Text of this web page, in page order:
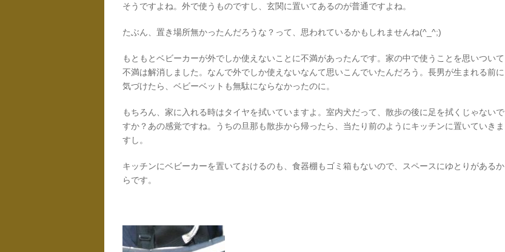
そうですよね。外で使うものですし、玄関に置いてあるのが普通ですよね。
たぶん、置き場所無かったんだろうな？って、思われているかもしれませんね(^_^;)
もともとベビーカーが外でしか使えないことに不満があったんです。家の中で使うことを思いついて
不満は解消しました。なんで外でしか使えないなんて思いこんでいたんだろう。長男が生まれる前に
気づけたら、ベビーベットも無駄にならなかったのに。
もちろん、家に入れる時はタイヤを拭いていますよ。室内犬だって、散歩の後に足を拭くじゃないで
すか？あの感覚ですね。うちの旦那も散歩から帰ったら、当たり前のようにキッチンに置いていきま
すし。
キッチンにベビーカーを置いておけるのも、食器棚もゴミ箱もないので、スペースにゆとりがあるか
らです。